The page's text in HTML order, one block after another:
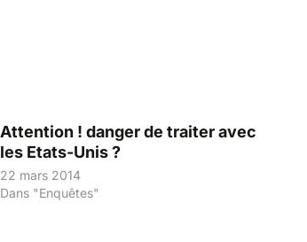
Attention ! danger de traiter avec
les Etats-Unis ?
22 mars 2014
Dans "Enquêtes"